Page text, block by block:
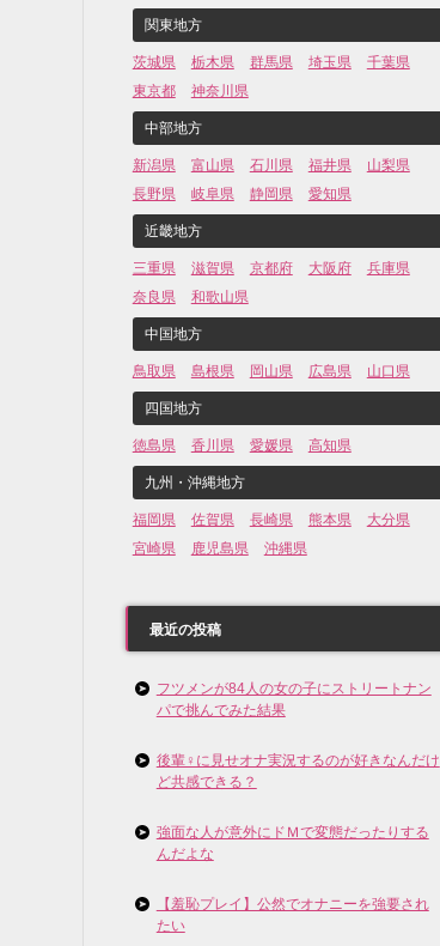
関東地方
茨城県 栃木県 群馬県 埼玉県
千葉県
東京都
神奈川県
中部地方
新潟県 富山県 石川県 福井県
山梨県
長野県
岐阜県 静岡県 愛知県
近畿地方
三重県 滋賀県 京都府 大阪府
兵庫県
奈良県
和歌山県
中国地方
鳥取県 島根県 岡山県 広島県 山口県
四国地方
徳島県 香川県 愛媛県 高知県
九州・沖縄地方
福岡県 佐賀県 長崎県 熊本県
大分県
宮崎県
鹿児島県 沖縄県
最近の投稿
フツメンが84人の女の子にストリートナン
パで挑んでみた結果
後輩♀に見せオナ実況するのが好きなんだけ
ど共感できる？
強面な人が意外にドＭで変態だったりする
んだよな
【羞恥プレイ】公然でオナニーを強要され
たい